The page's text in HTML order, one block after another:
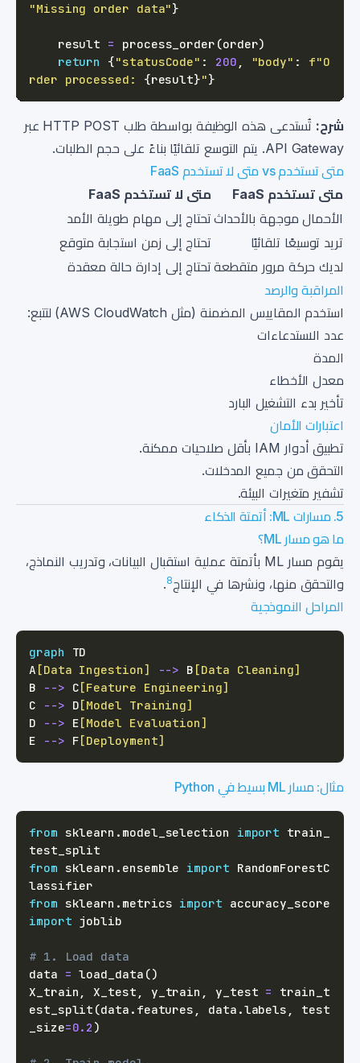
"Missing order data"}
    result
= process_order (order)
return
{"statusCode" : 200 , "body" :
f"O
rder processed: {result}"}
شرح:
تُستدعى هذه الوظيفة بواسطة طلب HTTP POST عبر
API Gateway. يتم التوسع تلقائيًا بناءً على حجم الطلبات.
متى تستخدم vs متى لا تستخدم FaaS
متى تستخدم FaaS
متى لا تستخدم FaaS
الأحمال موجهة بالأحداث تحتاج إلى مهام طويلة الأمد
تريد توسيعًا تلقائيًا
تحتاج إلى زمن استجابة متوقع
لديك حركة مرور متقطعة تحتاج إلى إدارة حالة معقدة
المراقبة والرصد
استخدم المقاييس المضمنة (مثل AWS CloudWatch) لتتبع:
عدد الاستدعاءات
المدة
معدل الأخطاء
تأخير بدء التشغيل البارد
اعتبارات الأمان
تطبيق أدوار IAM بأقل صلاحيات ممكنة.
التحقق من جميع المدخلات.
تشفير متغيرات البيئة.
5. مسارات ML: أتمتة الذكاء
ما هو مسار ML؟
يقوم مسار ML بأتمتة عملية استقبال البيانات، وتدريب النماذج،
والتحقق منها، ونشرها في الإنتاج8
.
المراحل النموذجية
graph
A [Data Ingestion] --> B [Data Cleaning]
B
--> C [Feature Engineering]
C
--> D [Model Training]
D
--> E [Model Evaluation]
E
--> F [Deployment]
مثال: مسار ML بسيط في Python
from sklearn . model_selection import train_
from sklearn . ensemble import RandomForestC
from sklearn . metrics import
import
# 1. Load data
data = load_data ()
X_train , X_test , y_train , y_test =
train_t
est_split (data . features , data .labels ,
test
_size=0.2 )